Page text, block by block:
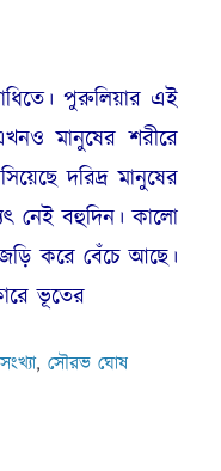
পুরুলিয়ার এই
মানুষের শরীরে
দরিদ্র মানুষের
নেই বহুদিন। কালো
করে বেঁচে আছে।
ভূতের
, সৌরভ ঘোষ